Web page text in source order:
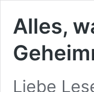
Alles,
Liebe